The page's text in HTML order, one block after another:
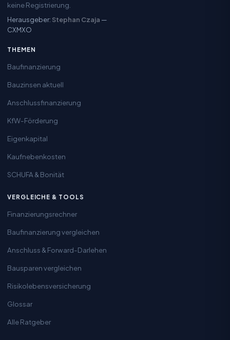
keine Registrierung.
Herausgeber: Stephan Czaja —
CXMXO
THEMEN
Baufinanzierung
Bauzinsen aktuell
Anschlussfinanzierung
KfW-Förderung
Eigenkapital
Kaufnebenkosten
SCHUFA & Bonität
VERGLEICHE & TOOLS
Finanzierungsrechner
Baufinanzierung vergleichen
Anschluss & Forward-Darlehen
Bausparen vergleichen
Risikolebensversicherung
Glossar
Alle Ratgeber